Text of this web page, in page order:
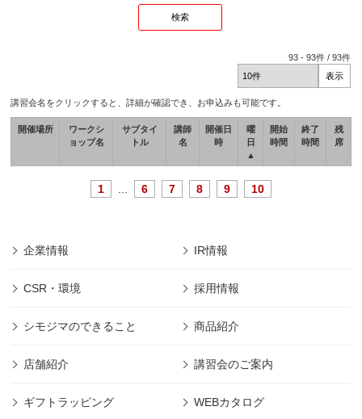
93 -93件 /93件
講習会名をクリックすると、詳細が確認でき、お申込みも可能です。
開催場所
ワークシ
ョップ名
サブタイ
トル
講師
名
開催日
時
曜
日
▲
開始
時間
終了
時間
残
席
1 6 7 8 9 10
企業情報 IR情報
CSR・環境 採用情報
シモジマのできること 商品紹介
店舗紹介 講習会のご案内
ギフトラッピング WEBカタログ